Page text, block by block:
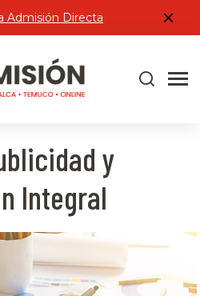
Admisión Directa
y
Integral